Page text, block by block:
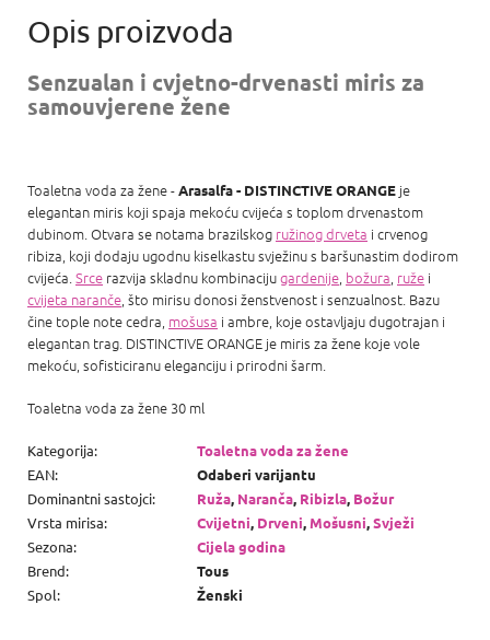
Senzualan i cvjetno-drvenasti miris za
samouvjerene žene
Toaletna voda za žene -Arasalfa - DISTINCTIVE ORANGE je
elegantan miris koji spaja mekoću cvijeća s toplom drvenastom
dubinom. Otvara se notama brazilskog ružinog drveta i crvenog
ribiza, koji dodaju ugodnu kiselkastu svježinu s baršunastim dodirom
cvijeća.Srce razvija skladnu kombinacijugardenije, božura, ruže i
cvijeta naranče, što mirisu donosi ženstvenost i senzualnost. Bazu
čine tople note cedra, mošusa i ambre, koje ostavljaju dugotrajan i
elegantan trag. DISTINCTIVE ORANGE je miris za žene koje vole
mekoću, sofisticiranu eleganciju i prirodni šarm.
Toaletna voda za žene 30 ml
Kategorija:
Toaletna voda za žene
EAN:
Odaberi varijantu
Dominantni sastojci: Ruža, Naranča, Ribizla, Božur
Vrsta mirisa: Cvijetni, Drveni,Mošusni,Svježi
Sezona:
Cijela godina
Brend:
Tous
Spol: Ženski